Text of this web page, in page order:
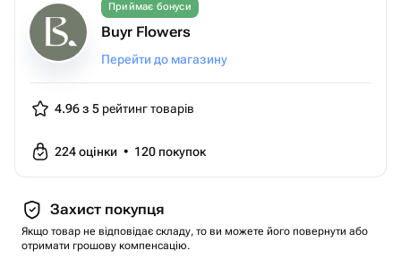
Приймає бонуси
Buyr Flowers
Перейти до магазину
4.96 з 5 рейтинг товарів
224оцінки • 120 покупок
Захист покупця
Якщо товар не відповідає складу, то ви можете його повернути або
отримати грошову компенсацію.